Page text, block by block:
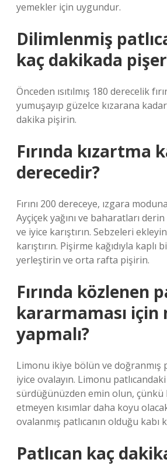
yemekler için uygundur.
Dilimlenmiş
kaç dakikada
Önceden ısıtılmış 180 derecelik
yumuşayıp güzelce kızarana
dakika pişirin.
Fırında kızartma
derecedir?
Fırını 200 dereceye, ızgara
Ayçiçek yağını ve baharatları
ve iyice karıştırın. Sebzeleri
karıştırın. Pişirme kağıdıyla kaplı
yerleştirin ve orta rafta pişirin.
Fırında közlenen
kararmaması için
yapmalı?
Limonu ikiye bölün ve doğranmış
iyice ovalayın. Limonu
sürdüğünüzden emin olun, çünkü
etmeyen kısımlar daha koyu
ovalanmış patlıcanın olduğu kabı
Patlıcan kaç